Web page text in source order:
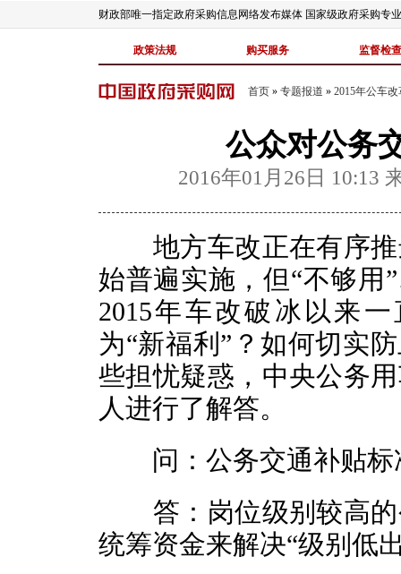
财政部唯一指定政府采购信息网络发布媒体 国家级政府采购专
政策法规 购买服务 监督检查
首页 » 专题报道 » 2015年公车
公众对公务
2016年01月26日 10:13
地方车改正在有序推
始普遍实施，但“不够用
2015年车改破冰以来
为“新福利”？如何切实
些担忧疑惑，中央公务
人进行了解答。
问：公务交通补贴标
答：岗位级别较高的
统筹资金来解决“级别低